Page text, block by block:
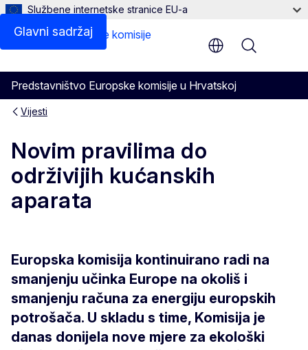
Glavni sadržaj
Službene internetske stranice EU-a
Predstavništvo Europske komisije u Hrvatskoj
Menu
Vijesti
Novim pravilima do
održivijih kućanskih
aparata
Europska komisija kontinuirano radi na
smanjenju učinka Europe na okoliš i
smanjenju računa za energiju europskih
potrošača. U skladu s time, Komisija je
danas donijela nove mjere za ekološki